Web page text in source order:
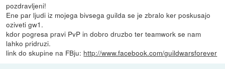
pozdravljeni!
Ene par ljudi iz mojega bivsega guilda se je zbralo ker poskusajo
oziveti gw1.
kdor pogresa pravi PvP in dobro druzbo ter teamwork se nam
lahko pridruzi.
link do skupine na FBju: http://www.facebook.com/guildwarsforever